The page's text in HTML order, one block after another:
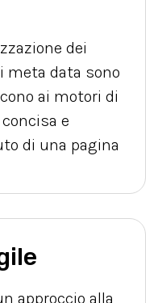
dei
meta data sono
ai motori di
e
di una pagina
approccio alla